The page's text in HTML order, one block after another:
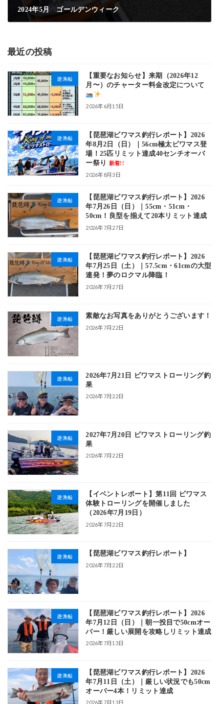
2024年5月 ゴールデンウィーク
最近の投稿
遊漁船
【重要なお知らせ】来期（2026年12
月〜）のチャーター料金改定について
2026年6月15日
遊漁船
【琵琶湖ビワマス釣行レポート】2026
年8月2日（日）｜56cm極太ビワマス登
場！25匹リミット達成40センチオーバ
ー祭り
新着!!
2026年8月3日
遊漁船
【琵琶湖ビワマス釣行レポート】2026
年7月26日（日）｜55cm・51cm・
50cm！良型を揃えて20本リミット達成
2026年7月27日
遊漁船
【琵琶湖ビワマス釣行レポート】2026
年7月25日（土）｜57.5cm・61cmの大型
連発！夢のロクマル降臨！
2026年7月27日
遊漁船 素敵なお写真をありがとうございます！
2026年7月22日
遊漁船
2026年7月21日 ビワマストローリング釣
果
2026年7月22日
遊漁船
2027年7月20日 ビワマストローリング釣
果
2026年7月22日
遊漁船
【イベントレポート】第11回 ビワマス
体験トローリングを開催しました
（2026年7月19日）
2026年7月22日
遊漁船 【琵琶湖ビワマス釣行レポート】
2026年7月22日
遊漁船
【琵琶湖ビワマス釣行レポート】2026
年7月12日（日）｜朝一投目で50cmオー
バー！厳しい展開を攻略しリミット達成
2026年7月13日
遊漁船
【琵琶湖ビワマス釣行レポート】2026
年7月11日（土）｜厳しい状況でも50cm
オーバー4本！リミット達成
2026年7月13日